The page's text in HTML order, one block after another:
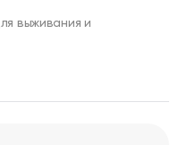
выживания и